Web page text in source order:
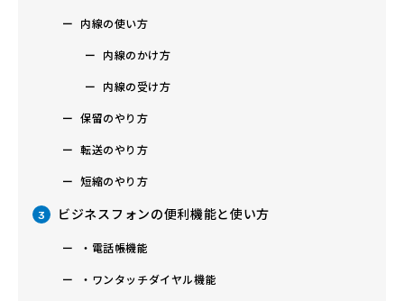
内線の使い方
内線のかけ方
内線の受け方
保留のやり方
転送のやり方
短縮のやり方
3 ビジネスフォンの便利機能と使い方
・電話帳機能
・ワンタッチダイヤル機能